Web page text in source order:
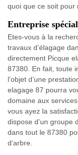
quoi que ce soit pour
Entreprise
Etes-vous à la
travaux d’élagage
directement Picque
87380. En fait, toute
l’objet d’une
elagage 87 pourra
domaine aux
vous ayez la
dispose d’un groupe
dans tout le 87380
d’arbre.